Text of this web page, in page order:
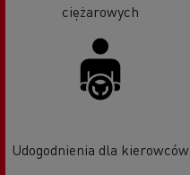
ciężarowych
Udogodnienia dla kierowców